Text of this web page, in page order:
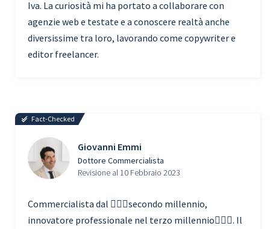
Iva. La curiosità mi ha portato a collaborare con
agenzie web e testate e a conoscere realtà anche
diversissime tra loro, lavorando come copywriter e
editor freelancer.
Fact-Checked
Giovanni Emmi
Dottore Commercialista
Revisione al 10 Febbraio 2023
Commercialista dal 🧗🏾‍♀️secondo millennio,
innovatore professionale nel terzo millennio🏃🏾‍♂️. Il